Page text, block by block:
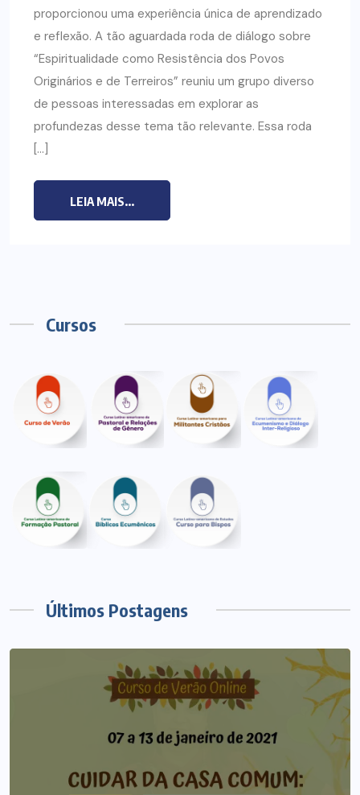
proporcionou uma experiência única de aprendizado
e reflexão. A tão aguardada roda de diálogo sobre
“Espiritualidade como Resistência dos Povos
Originários e de Terreiros” reuniu um grupo diverso
de pessoas interessadas em explorar as
profundezas desse tema tão relevante. Essa roda
[…]
LEIA MAIS...
Cursos
Últimos Postagens